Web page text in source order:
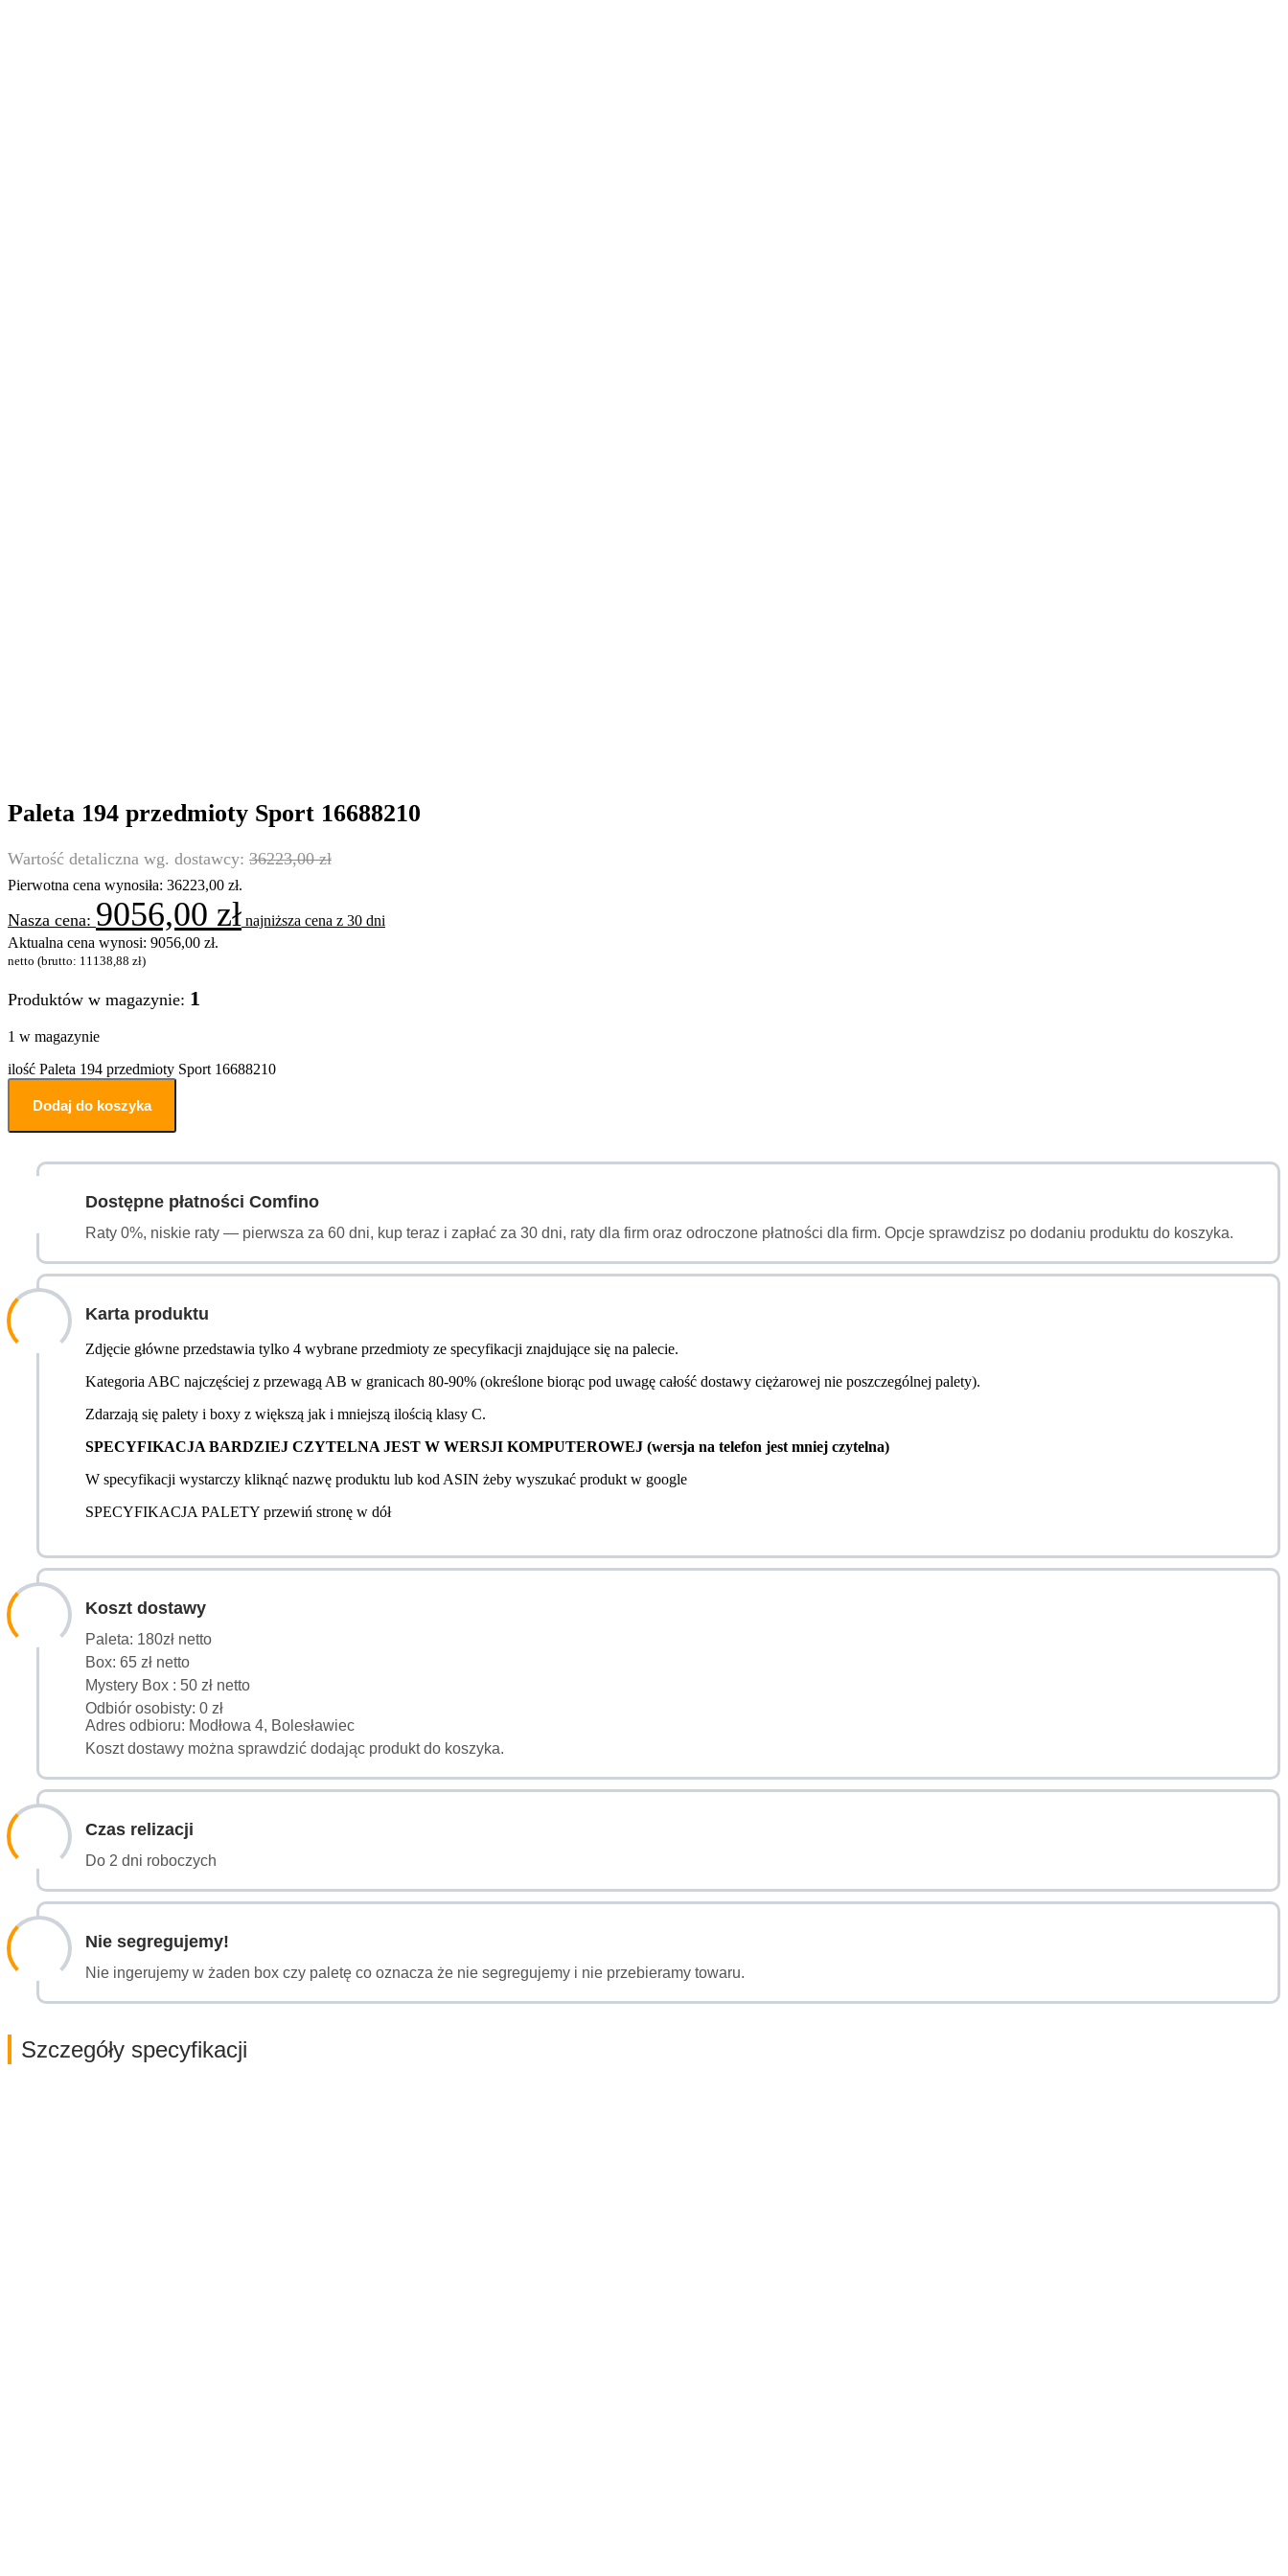
Paleta 194 przedmioty Sport 16688210
36223,00zł
Pierwotna cena wynosiła: 36223,00 zł.
9056,00 zł najniższa cena z 30 dni
Aktualna cena wynosi: 9056,00 zł.
netto (brutto: 11138,88 zł)
Produktów w magazynie: 1
1 w magazynie
ilość Paleta 194 przedmioty Sport 16688210
Dodaj do koszyka
Dostępne płatności Comfino
Raty 0%, niskie raty — pierwsza za 60 dni, kup teraz i zapłać za 30 dni, raty dla firm oraz odroczone płatności dla firm. Opcje sprawdzisz po dodaniu produktu do koszyka.
Karta produktu
Zdjęcie główne przedstawia tylko 4 wybrane przedmioty ze specyfikacji znajdujące się na palecie.
Kategoria ABC najczęściej z przewagą AB w granicach 80-90% (określone biorąc pod uwagę całość dostawy ciężarowej nie poszczególnej palety).
Zdarzają się palety i boxy z większą jak i mniejszą ilością klasy C.
SPECYFIKACJA BARDZIEJ CZYTELNA JEST W WERSJI KOMPUTEROWEJ (wersja na telefon jest mniej czytelna)
W specyfikacji wystarczy kliknąć nazwę produktu lub kod ASIN żeby wyszukać produkt w google
SPECYFIKACJA PALETY przewiń stronę w dół
Koszt dostawy
Paleta: 180zł netto
Box: 65 zł netto
Mystery Box : 50 zł netto
Odbiór osobisty: 0 zł
Adres odbioru: Modłowa 4, Bolesławiec
Koszt dostawy można sprawdzić dodając produkt do koszyka.
Czas relizacji
Do 2 dni roboczych
Nie segregujemy!
Nie ingerujemy w żaden box czy paletę co oznacza że nie segregujemy i nie przebieramy towaru.
Szczegóły specyfikacji